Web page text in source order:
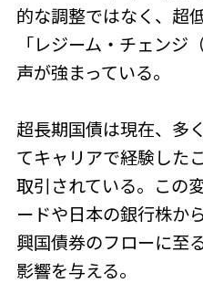
的な調整ではなく、超
「レジーム・チェンジ
声が強まっている。
超長期国債は現在、多
てキャリアで経験した
取引されている。この
ードや日本の銀行株か
興国債券のフローに至
影響を与える。